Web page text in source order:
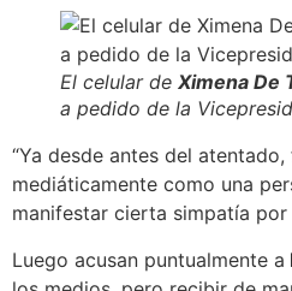
El celular de Ximena De
a pedido de la
“Ya desde antes del
mediáticamente como una
manifestar cierta simpatía por
Luego acusan puntualmente a